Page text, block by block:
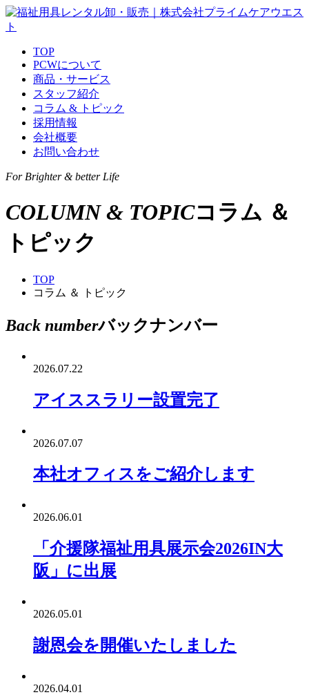
TOP
PCWについて
商品・サービス
スタッフ紹介
コラム & トピック
採用情報
会社概要
お問い合わせ
For Brighter & better Life
COLUMN & TOPICコラム ＆
トピック
TOP
コラム ＆ トピック
Back numberバックナンバー
2026.07.22
アイススラリー設置完了
2026.07.07
本社オフィスをご紹介します
2026.06.01
「介援隊福祉用具展示会2026IN大
阪」に出展
2026.05.01
謝恩会を開催いたしました
2026.04.01